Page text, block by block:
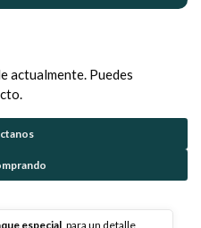
actualmente. Puedes
especial , para un detalle